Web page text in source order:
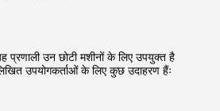
प्रणाली उन छोटी मशीनों के लिए उपयुक्त है
उपयोगकर्ताओं के लिए कुछ उदाहरण हैंः